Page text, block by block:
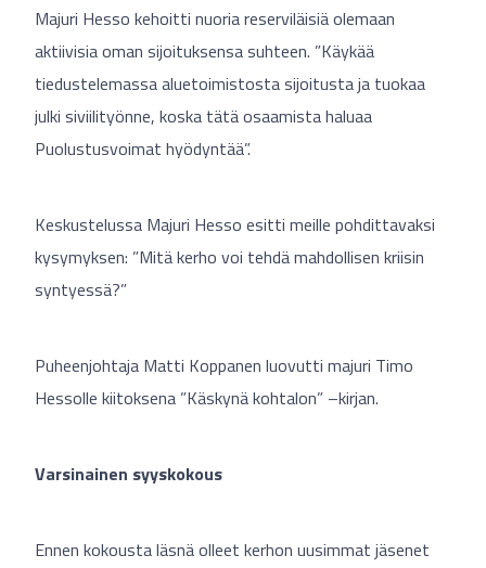
Majuri Hesso kehoitti nuoria reserviläisiä olemaan
aktiivisia oman sijoituksensa suhteen. ”Käykää
tiedustelemassa aluetoimistosta sijoitusta ja tuokaa
julki siviilityönne, koska tätä osaamista haluaa
Puolustusvoimat hyödyntää”.
Keskustelussa Majuri Hesso esitti meille pohdittavaksi
kysymyksen: ”Mitä kerho voi tehdä mahdollisen kriisin
syntyessä?”
Puheenjohtaja Matti Koppanen luovutti majuri Timo
Hessolle kiitoksena ”Käskynä kohtalon” –kirjan.
Varsinainen syyskokous
Ennen kokousta läsnä olleet kerhon uusimmat jäsenet